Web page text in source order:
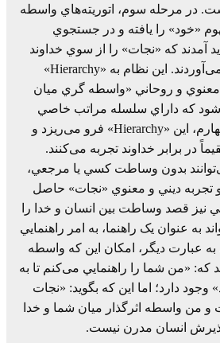
در مرحله سوم، اتوريته‌هاي واسطه
«خود» را يافته و در جستجوي
آمدند که «نجات» را از سوي خداوند
براي انسان به ارمغان می‌آوردند. اين نظام به «Hierarchy»
معنوي و روحاني «واسطه گري ميان
که داراي سلسله مراتب خاصي
است. حال در مرحله چهارم، اين «Hierarchy» فرو می‌ريزد و
در برابر خداوند تجربه می‌کنند.
بدون وساطت کسي يا مرجعي،
تجربه ديني و معنوي «نجات» حاصل
نيز قصد وساطت بين انسان و خدا را
به عنوان يک راهنما، به امر راهنمايي
عبارت ديگر، امکان اين که واسطه
که: «من شما را راهنمايي می‌کنم تا به
وجود دارد؛ اما اين که بگويد: «نجات
من واسطه اثرگذار ميان شما و خدا
انسان مدرن نيست.